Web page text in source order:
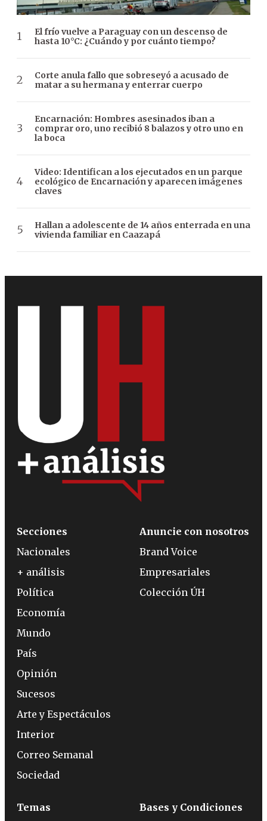
El frío vuelve a Paraguay con un descenso de
hasta 10°C: ¿Cuándo y por cuánto tiempo?
Corte anula fallo que sobreseyó a acusado de
matar a su hermana y enterrar cuerpo
Encarnación: Hombres asesinados iban a
comprar oro, uno recibió 8 balazos y otro uno en
la boca
Video: Identifican a los ejecutados en un parque
ecológico de Encarnación y aparecen imágenes
claves
Hallan a adolescente de 14 años enterrada en una
vivienda familiar en Caazapá
Secciones
Nacionales
+ análisis
Política
Economía
Mundo
País
Opinión
Sucesos
Arte y Espectáculos
Interior
Correo Semanal
Sociedad
Anuncie con nosotros
Brand Voice
Empresariales
Colección ÚH
Temas Bases y Condiciones